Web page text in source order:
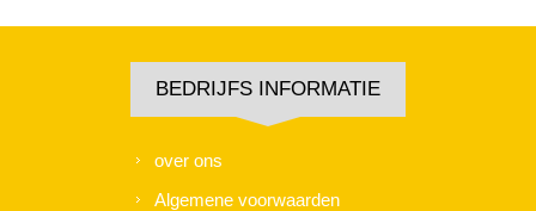
BEDRIJFS INFORMATIE
over ons
Algemene voorwaarden